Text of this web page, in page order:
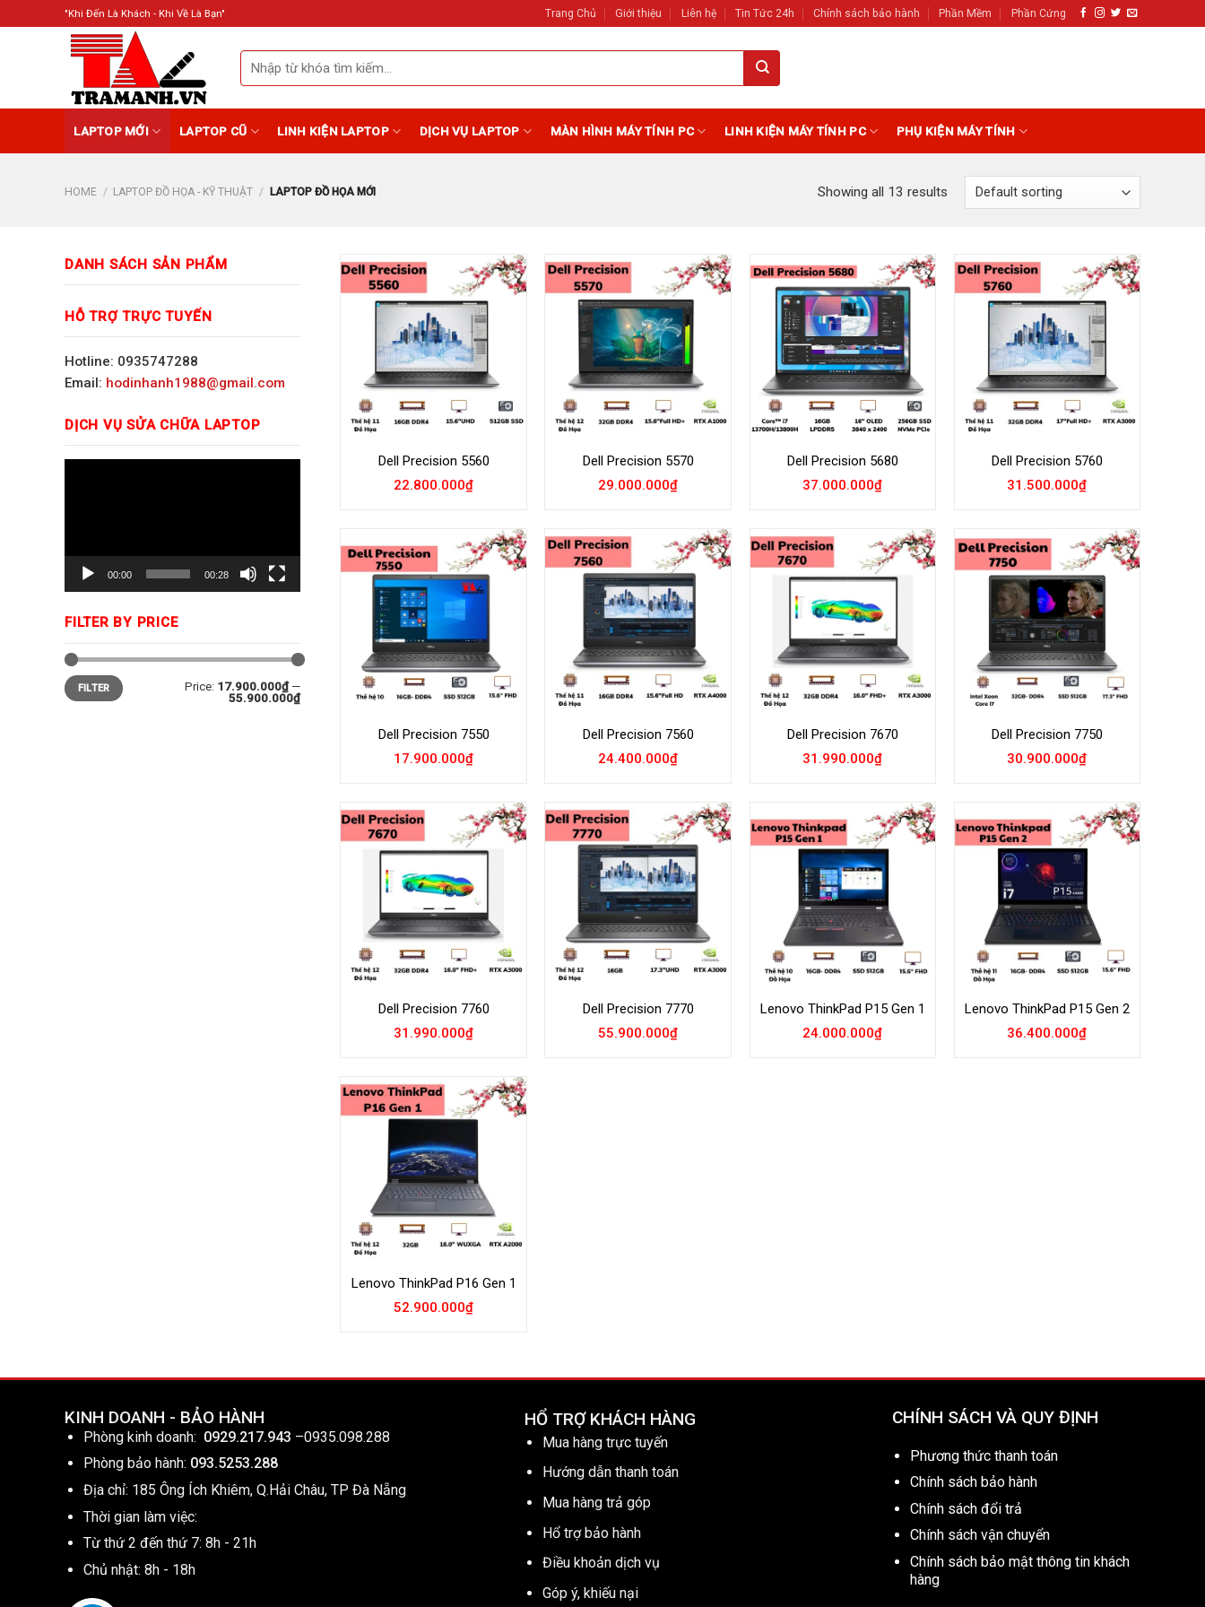
to
"Khi Đến Là Khách - Khi Về Là Bạn" Trang Chủ Giới thiệu Liên hệ Tin Tức 24h Chính sách bảo hành Phần Mềm Phần Cứng
Search
for:
LAPTOP MỚI LAPTOP CŨ LINH KIỆN LAPTOP DỊCH VỤ LAPTOP MÀN HÌNH MÁY TÍNH PC LINH KIỆN MÁY TÍNH PC PHỤ KIỆN MÁY TÍNH
HOME / LAPTOP ĐỒ HỌA - KỸ THUẬT / LAPTOP ĐỒ HỌA MỚI Showing all 13 results
DANH SÁCH SẢN PHẨM
HỖ TRỢ TRỰC TUYẾN
Hotline: 0935747288
Email: hodinhanh1988@gmail.com
DỊCH VỤ SỬA CHỮA LAPTOP
00:00 00:28
FILTER BY PRICE
FILTER Price: 17.900.000₫—
55.900.000₫
Add to
Wishlist
Dell Precision 5560
22.800.000₫
Add to
Wishlist
Dell Precision 5570
29.000.000₫
Add to
Wishlist
Dell Precision 5680
37.000.000₫
Add to
Wishlist
Dell Precision 5760
31.500.000₫
Add to
Wishlist
Dell Precision 7550
17.900.000₫
Add to
Wishlist
Dell Precision 7560
24.400.000₫
Add to
Dell Precision 7670
31.990.000₫
Add to
Wishlist
Dell Precision 7750
30.900.000₫
Add to
Dell Precision 7760
31.990.000₫
Add to
Wishlist
Dell Precision 7770
55.900.000₫
Lenovo ThinkPad P15 Gen 1
24.000.000₫
Lenovo ThinkPad P15 Gen 2
36.400.000₫
Lenovo ThinkPad P16 Gen 1
52.900.000₫
KINH DOANH - BẢO HÀNH
Phòng kinh doanh: 0929.217.943 –0935.098.288
Phòng bảo hành: 093.5253.288
Địa chỉ: 185 Ông Ích Khiêm, Q.Hải Châu, TP Đà Nẵng
Thời gian làm việc:
Từ thứ 2 đến thứ 7: 8h - 21h
Chủ nhật: 8h - 18h
HỔ TRỢ KHÁCH HÀNG
Mua hàng trực tuyến
Hướng dẫn thanh toán
Mua hàng trả góp
Hổ trợ bảo hành
Điều khoản dịch vụ
Góp ý, khiếu nại
CHÍNH SÁCH VÀ QUY ĐỊNH
Phương thức thanh toán
Chính sách bảo hành
Chính sách đổi trả
Chính sách vận chuyển
Chính sách bảo mật thông tin khách
hàng